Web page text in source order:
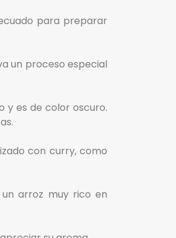
para preparar
un proceso especial
y es de color oscuro.
con curry, como
arroz muy rico en